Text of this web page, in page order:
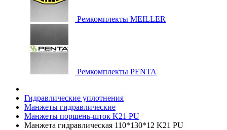
Ремкомплекты MEILLER
Ремкомплекты PENTA
Гидравлические уплотнения
Манжеты гидравлические
Манжеты поршень-шток K21 PU
Манжета гидравлическая 110*130*12 K21 PU